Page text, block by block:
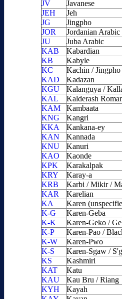
JV
Javanese
JEH
Jeh
JG
Jingpho
JOR
Jordanian Arabic
JU
Juba Arabic
KAB
Kabardian
KB
Kabyle
KC
Kachin / Jingpho
KAD
Kadazan
KGU
Kalanguya /
KAL
Kalderash
KAM
Kambaata
KNG
Kangri
KKA
Kankana-ey
KAN
Kannada
KNU
Kanuri
KAO
Kaonde
KPK
Karakalpak
KRY
Karay-a
KRB
Karbi / Mikir /
KAR
Karelian
KA
Karen
K-G
Karen-Geba
K-K
Karen-Geko /
K-P
Karen-Pao /
K-W
Karen-Pwo
K-S
Karen-Sgaw /
KS
Kashmiri
KAT
Katu
KAU
Kau Bru / Riang
KYH
Kayah